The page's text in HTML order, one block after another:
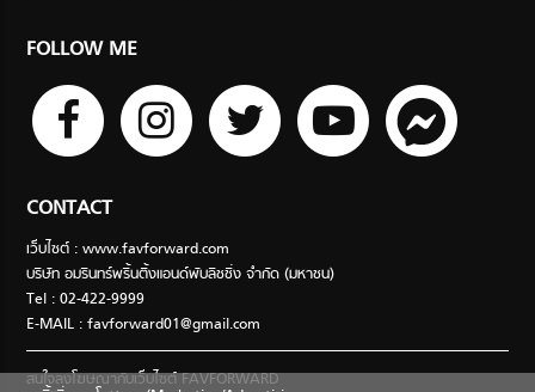
FOLLOW ME
CONTACT
เว็บไซต์ : www.favforward.com
บริษัท อมรินทร์พริ้นติ้งแอนด์พับลิชชิ่ง จำกัด (มหาชน)
Tel : 02-422-9999
E-MAIL :favforward01@gmail.com
สนใจลงโฆษณากับเว็บไซต์ FAVFORWARD